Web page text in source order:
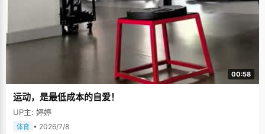
00:58
运动，是最低成本的自爱！
UP主: 婷婷
体育 • 2026/7/8